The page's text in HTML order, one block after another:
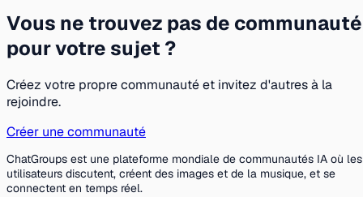
Vous ne trouvez pas de communauté
pour votre sujet ?
Créez votre propre communauté et invitez d'autres à la
rejoindre.
Créer une communauté
ChatGroups est une plateforme mondiale de communautés IA où les
utilisateurs discutent, créent des images et de la musique, et se
connectent en temps réel.